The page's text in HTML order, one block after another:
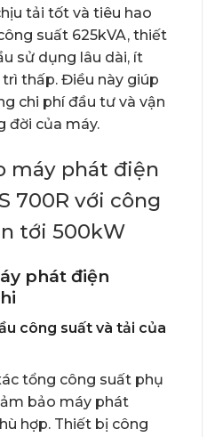
tải tốt và tiêu hao
suất 625kVA, thiết
sử dụng lâu dài, ít
thấp. Điều này giúp
chi phí đầu tư và vận
đời của máy.
máy phát điện
700R với công
tới 500kW
phát điện
công suất và tải của
tổng công suất phụ
bảo máy phát
hợp. Thiết bị công